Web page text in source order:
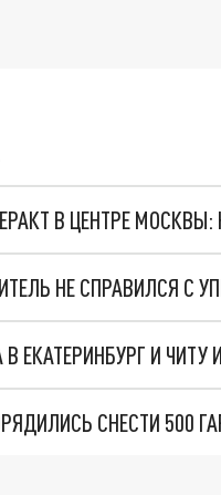
В ЦЕНТРЕ
НЕ СПРАВИЛСЯ С
СНЕСТИ 500